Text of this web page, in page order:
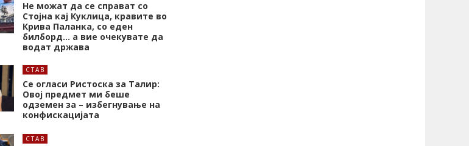
Не можат да се справат со
Стојна кај Куклица, кравите во
Крива Паланка, со еден
билборд… а вие очекувате да
водат држава
СТАВ
Се огласи Ристоска за Талир:
Овој предмет ми беше
одземен за – избегнување на
конфискацијата
СТАВ